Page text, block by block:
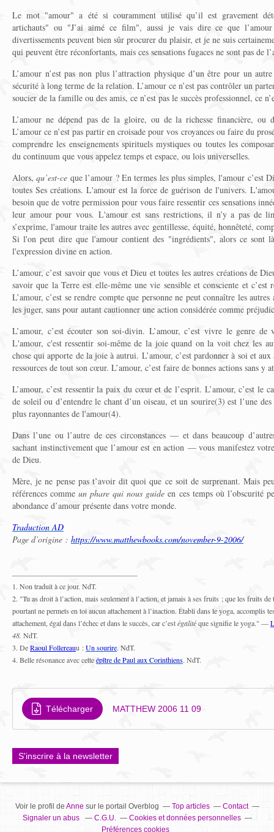
Le mot "amour" a été si couramment utilisé qu’il est gravement
artichauts" ou "J’ai aimé ce film", aussi je vais dire ce que
divertissements peuvent bien sûr procurer du plaisir, et je ne suis
qui peuvent être réconfortants, mais ces sensations fugaces ne sont pas de
L’amour n’est pas non plus l’attraction physique d’un être pour un
sécurité à long terme de la relation. L’amour ce n’est pas contrôler un
soucier de la famille ou des amis, ce n’est pas le succès professionnel, ce
L’amour ne dépend pas de la gloire, ou de la richesse financière, ou
L’amour ce n’est pas partir en croisade pour vos croyances ou faire du
comprendre les enseignements spirituels mystiques ou toutes les
du continuum que vous appelez temps et espace, ou lois universelles.
Alors,qu’est-ce que l’amour ? En termes les plus simples, l'amour c’est
toutes Ses créations. L'amour est la force de guérison de l'univers.
besoin que de votre permission pour vous faire ressentir ces sensations
leur amour pour vous. L'amour est sans restrictions, il n’y a pas de
s’exprime, l'amour traite les autres avec gentillesse, équité, honnêteté,
Si l'on peut dire que l'amour contient des "ingrédients", alors ce sont
l'expression divine en action.
L’amour, c’est savoir que vous et Dieu et toutes les autres créations de
savoir que la Terre est elle-même une vie sensible et consciente et c’est
L’amour, c’est se rendre compte que personne ne peut connaître les
les juger, sans pour autant cautionner une action considérée comme
L’amour, c’est écouter son soi-divin. L’amour, c’est vivre le genre
L'amour, c'est ressentir soi-même de la joie quand on la voit chez les
chose qui apporte de la joie à autrui. L’amour, c’est pardonner à soi et aux
ressources de tout son cœur. L’amour, c’est faire de bonnes actions sans y
L’amour, c’est ressentir la paix du cœur et de l’esprit. L’amour, c’est le
de soleil ou d’entendre le chant d’un oiseau, et un sourire(3) est l’une
plus rayonnantes de l'amour(4).
Dans l’une ou l’autre de ces circonstances — et dans beaucoup
sachant instinctivement que l’amour est en action — vous manifestez
de Dieu.
Mère, je ne pense pas t’avoir dit quoi que ce soit de surprenant. Mais
références commeun phare qui nous guide en ces temps où l’obscurité
abondance d’amour présente dans votre monde.
Traduction AD
Page d’origine : https://www.matthewbooks.com/november-9-2006/
1. Non traduit à ce jour. NdT.
2. "Tu as droit à l’action, mais seulement à l’action, et jamais à ses fruits ; que les fruits
pourtant ne permets en toi aucun attachement à l’inaction. Établi dans le yoga, accomplis
attachement, égal dans l’échec et dans le succès, car c’estégalitéque signifie le yoga." —
48. NdT.
3. DeRaoul Follereauu :Un sourire. NdT.
4. Belle résonance avec cetteépître de Paul aux Corinthiens. NdT.
Télécharger MATTHEW 2006 11 09
S'inscrire à la newsletter
Voir le profil de Anne sur le portail Overblog Top articles
Contact
Signaler un abus
C.G.U.
Cookies et données personnelles
Préférences cookies